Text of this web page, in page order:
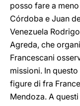
posso fare a
Córdoba e Juan
Venezuela
Agreda, che
Francescani
missioni. In
figure di fra
Mendoza. A